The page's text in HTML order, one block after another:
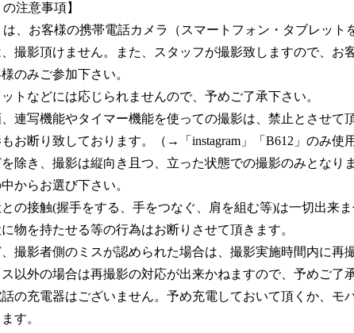
の注意事項】
は、お客様の携帯電話カメラ（スマートフォン・タブレッ
撮影頂けません。また、スタッフが撮影致しますので、お
のみご参加下さい。
トなどには応じられませんので、予めご了承下さい。
、連写機能やタイマー機能を使っての撮影は、禁止とさせて
お断り致しております。（→「instagram」「B612」のみ使
を除き、撮影は縦向き且つ、立った状態での撮影のみとな
からお選び下さい。
との接触(握手をする、手をつなぐ、肩を組む等)は一切出来ま
物を持たせる等の行為はお断りさせて頂きます。
、撮影者側のミスが認められた場合は、撮影実施時間内に
以外の場合は再撮影の対応が出来かねますので、予めご了
話の充電器はございません。予め充電しておいて頂くか、
す。